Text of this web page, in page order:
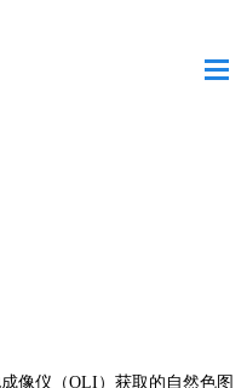
像仪（OLI）获取的自然色图